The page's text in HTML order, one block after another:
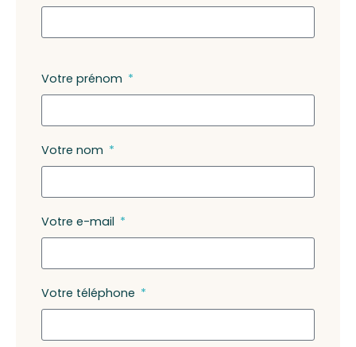
Votre prénom
Votre nom
Votre e-mail
Votre téléphone